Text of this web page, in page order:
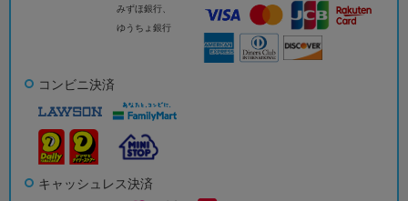
みずほ銀行、
ゆうちょ銀行
コンビニ決済
キャッシュレス決済